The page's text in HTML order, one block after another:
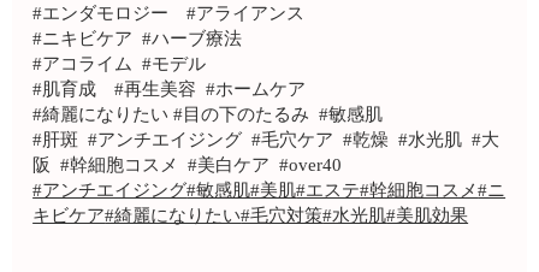
#エンダモロジー #アライアンス
#ニキビケア #ハーブ療法
#アコライム #モデル
#肌育成 #再生美容 #ホームケア
#綺麗になりたい #目の下のたるみ #敏感肌
#肝斑 #アンチエイジング #毛穴ケア #乾燥 #水光肌 #大
阪 #幹細胞コスメ #美白ケア #over40
#アンチエイジング#敏感肌#美肌#エステ#幹細胞コスメ#ニ
キビケア#綺麗になりたい#毛穴対策#水光肌#美肌効果